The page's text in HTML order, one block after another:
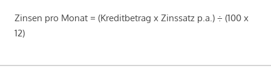
Zinsen pro Monat = (Kreditbetrag x Zinssatz p.a.) ÷ (100 x
12)